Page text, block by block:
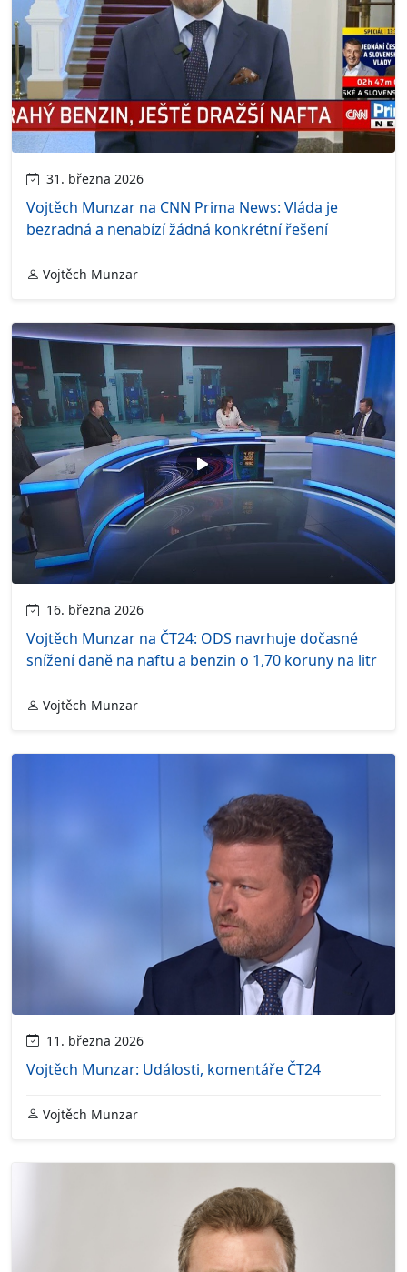
31. března 2026
Vojtěch Munzar na CNN Prima News: Vláda je
bezradná a nenabízí žádná konkrétní řešení
Vojtěch Munzar
16. března 2026
Vojtěch Munzar na ČT24: ODS navrhuje dočasné
snížení daně na naftu a benzin o 1,70 koruny na litr
Vojtěch Munzar
11. března 2026
Vojtěch Munzar: Události, komentáře ČT24
Vojtěch Munzar